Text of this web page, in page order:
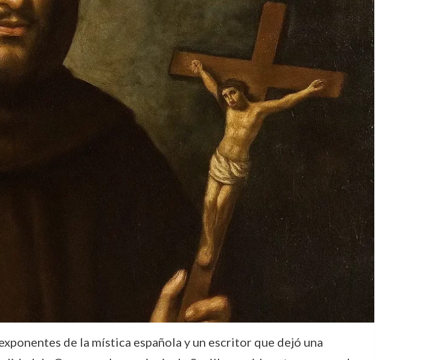
de la mística española y un escritor que dejó una